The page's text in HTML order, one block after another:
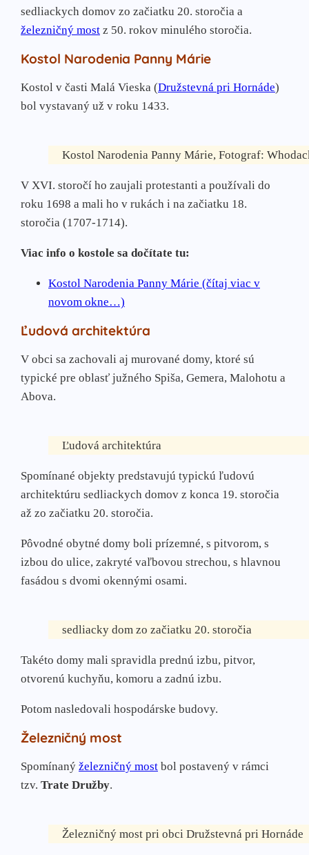
sedliackych domov zo začiatku 20. storočia a
železničný most z 50. rokov minulého storočia.
Kostol Narodenia Panny Márie
Kostol v časti Malá Vieska (Družstevná pri Hornáde)
bol vystavaný už v roku 1433.
Kostol Narodenia Panny Márie, Fotograf:
V XVI. storočí ho zaujali protestanti a používali do
roku 1698 a mali ho v rukách i na začiatku 18.
storočia (1707-1714).
Viac info o kostole sa dočítate tu:
Kostol Narodenia Panny Márie (čítaj viac v
novom okne…)
Ľudová architektúra
V obci sa zachovali aj murované domy, ktoré sú
typické pre oblasť južného Spiša, Gemera, Malohotu a
Abova.
Ľudová architektúra
Spomínané objekty predstavujú typickú ľudovú
architektúru sedliackych domov z konca 19. storočia
až zo začiatku 20. storočia.
Pôvodné obytné domy boli prízemné, s pitvorom, s
izbou do ulice, zakryté vaľbovou strechou, s hlavnou
fasádou s dvomi okennými osami.
sedliacky dom zo začiatku 20. storočia
Takéto domy mali spravidla prednú izbu, pitvor,
otvorenú kuchyňu, komoru a zadnú izbu.
Potom nasledovali hospodárske budovy.
Železničný most
Spomínaný železničný most bol postavený v rámci
tzv. Trate Družby.
Železničný most pri obci Družstevná pri Hornáde